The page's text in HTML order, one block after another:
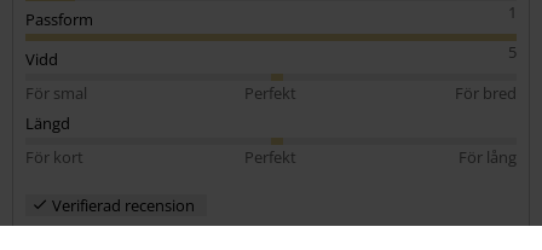
1
Passform
5
Vidd
För smal
Perfekt
För bred
Längd
För kort
Perfekt För lång
Verifierad recension